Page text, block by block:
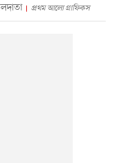
প্রথম আলো গ্রাফিকস